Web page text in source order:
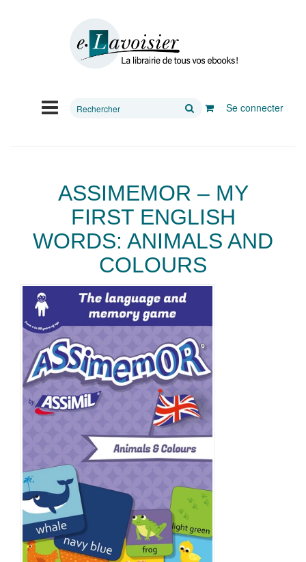
Rechercher
Se connecter
ASSIMEMOR – MY
FIRST ENGLISH
WORDS: ANIMALS AND
COLOURS